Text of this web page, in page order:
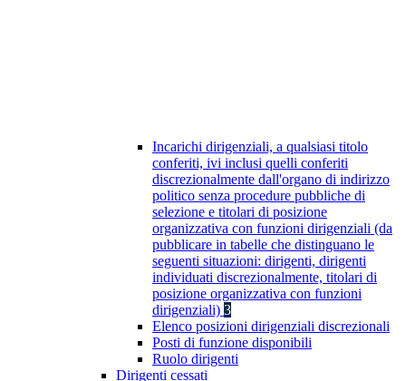
Incarichi dirigenziali, a qualsiasi titolo
conferiti, ivi inclusi quelli conferiti
discrezionalmente dall'organo di indirizzo
politico senza procedure pubbliche di
selezione e titolari di posizione
organizzativa con funzioni dirigenziali (da
pubblicare in tabelle che distinguano le
seguenti situazioni: dirigenti, dirigenti
individuati discrezionalmente, titolari di
posizione organizzativa con funzioni
dirigenziali) 3
Elenco posizioni dirigenziali discrezionali
Posti di funzione disponibili
Ruolo dirigenti
Dirigenti cessati